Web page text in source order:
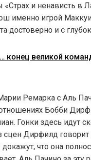
и ненависть в
именно игрой
достоверно и с
великой
Ремарка с Аль
Бобби
Гонки здесь идут
Дирфилд говорит
что она